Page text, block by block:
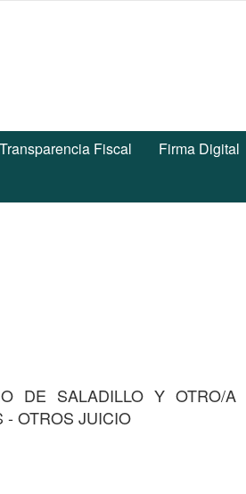
Transparencia Fiscal Firma Digital
DE SALADILLO Y OTRO/A
- OTROS JUICIO